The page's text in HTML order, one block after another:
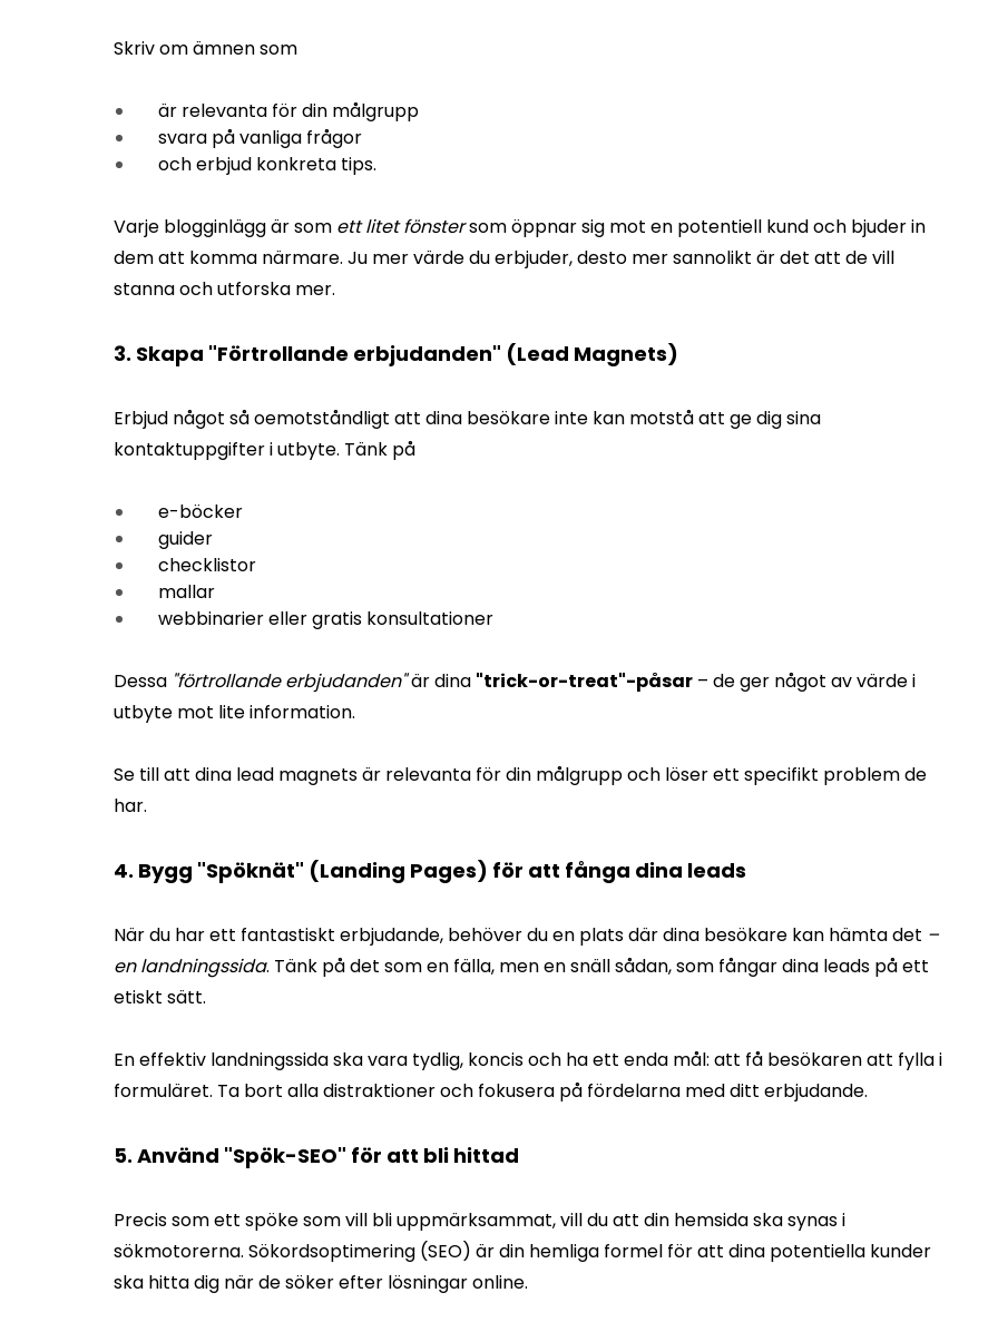
Skriv om ämnen som
är relevanta för din målgrupp
svara på vanliga frågor
och erbjud konkreta tips.
Varje blogginlägg är som ett litet fönstersom öppnar sig mot en potentiell kund och bjuder in
dem att komma närmare. Ju mer värde du erbjuder, desto mer sannolikt är det att de vill
stanna och utforska mer.
3. Skapa "Förtrollande erbjudanden" (Lead Magnets)
Erbjud något så oemotståndligt att dina besökare inte kan motstå att ge dig sina
kontaktuppgifter i utbyte. Tänk på
e-böcker
guider
checklistor
mallar
webbinarier eller gratis konsultationer
Dessa "förtrollande erbjudanden"är dina "trick-or-treat"-påsar – de ger något av värde i
utbyte mot lite information.
Se till att dina lead magnets är relevanta för din målgrupp och löser ett specifikt problem de
har.
4. Bygg "Spöknät" (Landing Pages) för att fånga dina leads
När du har ett fantastiskt erbjudande, behöver du en plats där dina besökare kan hämta det –
en landningssida. Tänk på det som en fälla, men en snäll sådan, som fångar dina leads på ett
etiskt sätt.
En effektiv landningssida ska vara tydlig, koncis och ha ett enda mål: att få besökaren att fylla i
formuläret. Ta bort alla distraktioner och fokusera på fördelarna med ditt erbjudande.
5. Använd "Spök-SEO" för att bli hittad
Precis som ett spöke som vill bli uppmärksammat, vill du att din hemsida ska synas i
sökmotorerna. Sökordsoptimering (SEO) är din hemliga formel för att dina potentiella kunder
ska hitta dig när de söker efter lösningar online.